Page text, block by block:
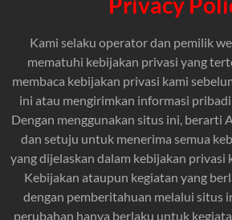
Kami selaku operator dan pemilik
mematuhi kebijakan privasi yang
membaca kebijakan privasi kami
ini atau mengirimkan informasi
Dengan menggunakan situs ini, berarti
dan setuju untuk menerima semua
yang dijelaskan dalam kebijakan privasi
Kebijakan ataupun kegiatan yang
dengan pemberitahuan melalui situs
perubahan hanya berlaku untuk